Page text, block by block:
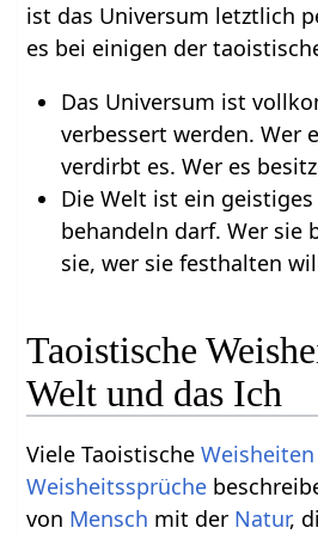
ist das Universum letztlich
es bei einigen der
Das Universum ist
verbessert werden. Wer
verdirbt es. Wer es
Die Welt ist ein
behandeln darf. Wer sie
sie, wer sie festhalten
Taoistische
Welt und das Ich
Viele TaoistischeWeisheiten
Weisheitssprüche
von Mensch mit der Natur,